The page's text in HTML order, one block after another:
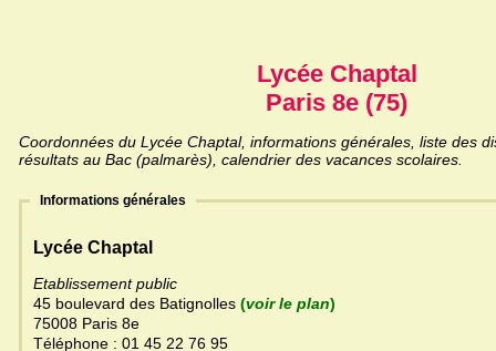
Lycée Chaptal
Paris 8e (75)
Coordonnées du Lycée Chaptal, informations générales, liste des
résultats au Bac (palmarès), calendrier des vacances scolaires.
Informations générales
Lycée Chaptal
Etablissement public
45 boulevard des Batignolles (voir le plan)
75008 Paris 8e
Téléphone : 01 45 22 76 95